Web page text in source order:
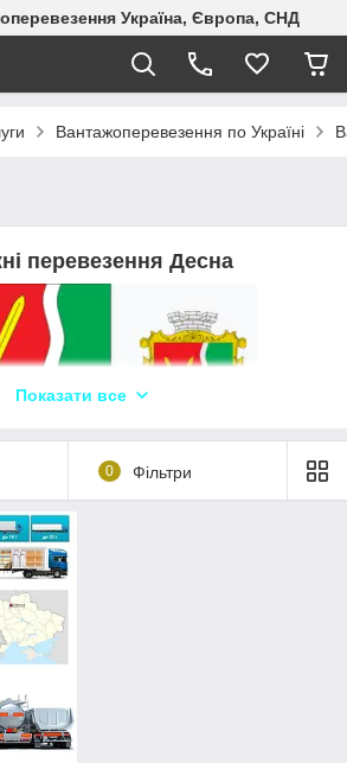
Україна, Європа, СНД
Вантажоперевезення по Україні
перевезення Десна
380933744750WhatsApp,
ТЛК «Logistic Systems»
Показати все
0 Фільтри